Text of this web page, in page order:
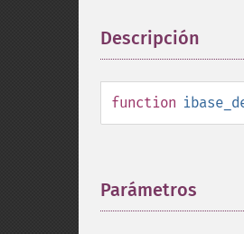
Descripción
function
Parámetros